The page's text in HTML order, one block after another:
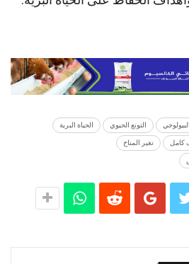
التونع الحيوي الحياة البرية
كامل تغير المناخ